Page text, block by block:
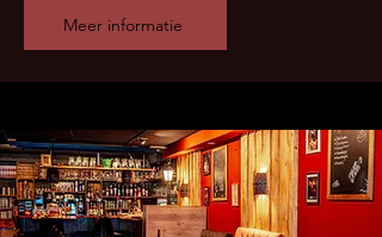
Meer informatie